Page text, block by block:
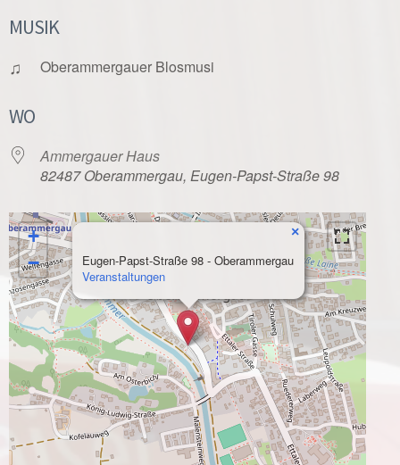
MUSIK
♫ Oberammergauer Blosmusi
WO
Ammergauer Haus
82487 Oberammergau, Eugen-Papst-Straße 98
Eugen-Papst-Straße 98 - Oberammergau
Veranstaltungen
×
+
−